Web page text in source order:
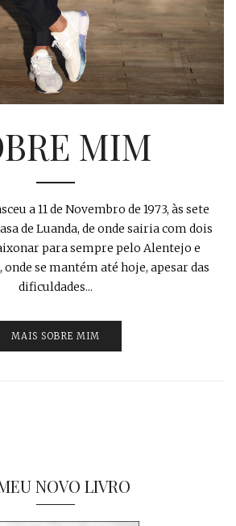
MIM
a 11 de Novembro de 1973, às sete
de Luanda, de onde sairia com dois
para sempre pelo Alentejo e
onde se mantém até hoje, apesar das
dificuldades...
MAIS SOBRE MIM
NOVO LIVRO